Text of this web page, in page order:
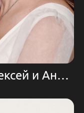
Свадебный день — Алексей и Анастасия